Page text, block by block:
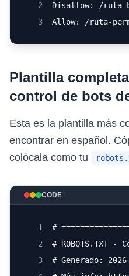
2
Disallow: /ruta-
3
Allow: /ruta-
Plantilla
control de bots
Esta es la plantilla más
encontrar en español.
colócala como tu
CODE
1
#
2
# ROBOTS.TXT
3
# Generado: